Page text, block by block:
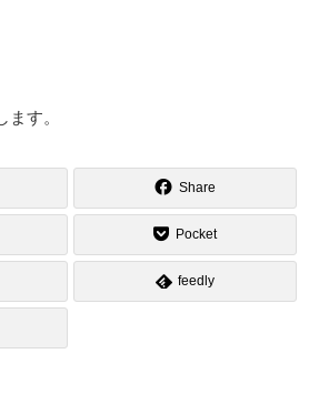
す。
Share
Pocket
feedly